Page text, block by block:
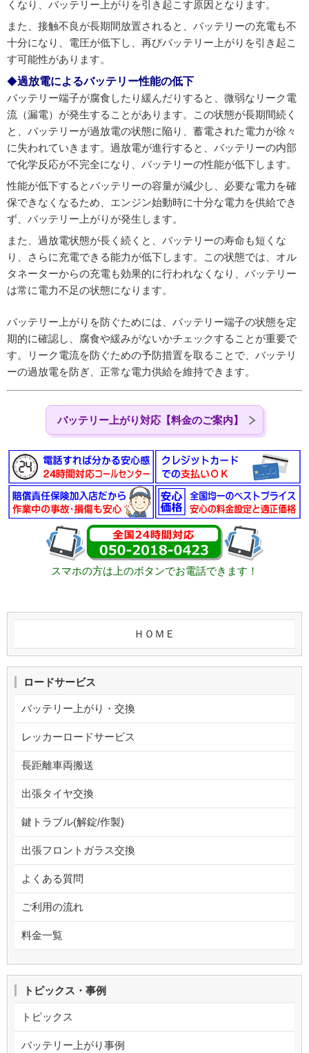
くなり、バッテリー上がりを引き起こす原因となります。
また、接触不良が長期間放置されると、バッテリーの充電も不
十分になり、電圧が低下し、再びバッテリー上がりを引き起こ
す可能性があります。
過放電によるバッテリー性能の低下
バッテリー端子が腐食したり緩んだりすると、微弱なリーク電
流（漏電）が発生することがあります。この状態が長期間続く
と、バッテリーが過放電の状態に陥り、蓄電された電力が徐々
に失われていきます。過放電が進行すると、バッテリーの内部
で化学反応が不完全になり、バッテリーの性能が低下します。
性能が低下するとバッテリーの容量が減少し、必要な電力を確
保できなくなるため、エンジン始動時に十分な電力を供給でき
ず、バッテリー上がりが発生します。
また、過放電状態が長く続くと、バッテリーの寿命も短くな
り、さらに充電できる能力が低下します。この状態では、オル
タネーターからの充電も効果的に行われなくなり、バッテリー
は常に電力不足の状態になります。
バッテリー上がりを防ぐためには、バッテリー端子の状態を定
期的に確認し、腐食や緩みがないかチェックすることが重要で
す。リーク電流を防ぐための予防措置を取ることで、バッテリ
ーの過放電を防ぎ、正常な電力供給を維持できます。
バッテリー上がり対応【料金のご案内】
スマホの方は上のボタンでお電話できます！
ＨＯＭＥ
ロードサービス
バッテリー上がり・交換
レッカーロードサービス
長距離車両搬送
出張タイヤ交換
鍵トラブル(解錠/作製)
出張フロントガラス交換
よくある質問
ご利用の流れ
料金一覧
トピックス・事例
トピックス
バッテリー上がり事例